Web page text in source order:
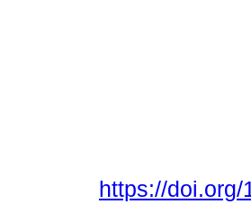
https://